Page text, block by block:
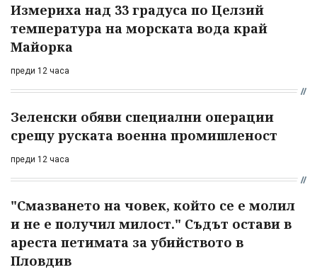
Измериха над 33 градуса по Целзий
температура на морската вода край
Майорка
преди 12 часа
Зеленски обяви специални операции
срещу руската военна промишленост
преди 12 часа
"Смазването на човек, който се е молил
и не е получил милост." Съдът остави в
ареста петимата за убийството в
Пловдив